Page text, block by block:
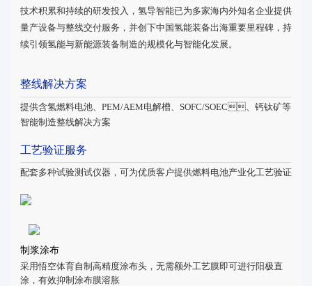
技术积累和持续的研发投入，氢导智能已为多家海内外知名企业提供
量产设备与整线交付服务，并创下中国氢能装备出海重要里程碑，持
续引领氢能与新能源装备制造的规模化与智能化发展。
整线解决方案
提供含氢燃料电池、PEM/AEM电解槽、SOFC/SOEC、钙钛矿等
智能制造整线解决方案
工艺验证服务
配套多种试验测试仪器，可为优质客户提供燃料电池产业化工艺验证
制浆涂布
采用悟空体育自制高精度涂布头，无需额外工艺膜即可进行阳极直
涂，有效抑制涂布膜溶胀